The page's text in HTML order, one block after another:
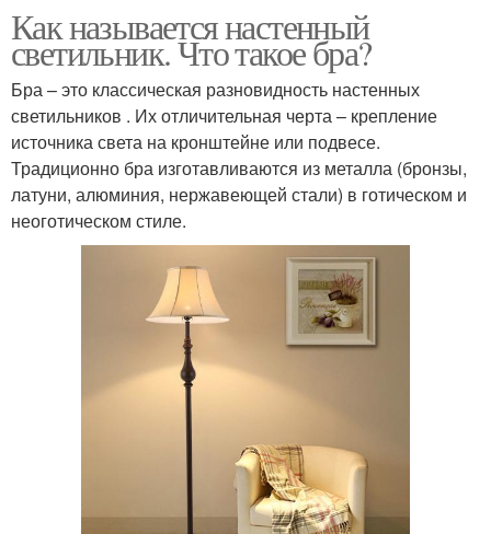
Как называется настенный
светильник. Что такое бра?
Бра – это классическая разновидность настенных
светильников . Их отличительная черта – крепление
источника света на кронштейне или подвесе.
Традиционно бра изготавливаются из металла (бронзы,
латуни, алюминия, нержавеющей стали) в готическом и
неоготическом стиле.